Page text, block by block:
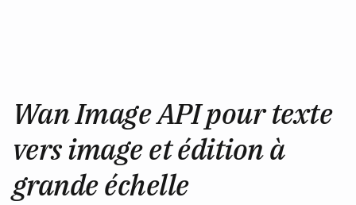
Wan Image API pour texte
vers image et édition à
grande échelle